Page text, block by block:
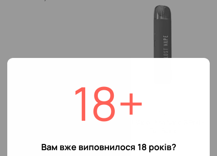
18+
Вам вже виповнилося 18 років?
Lost Vape Ursa Nano S Pod -
469 грн